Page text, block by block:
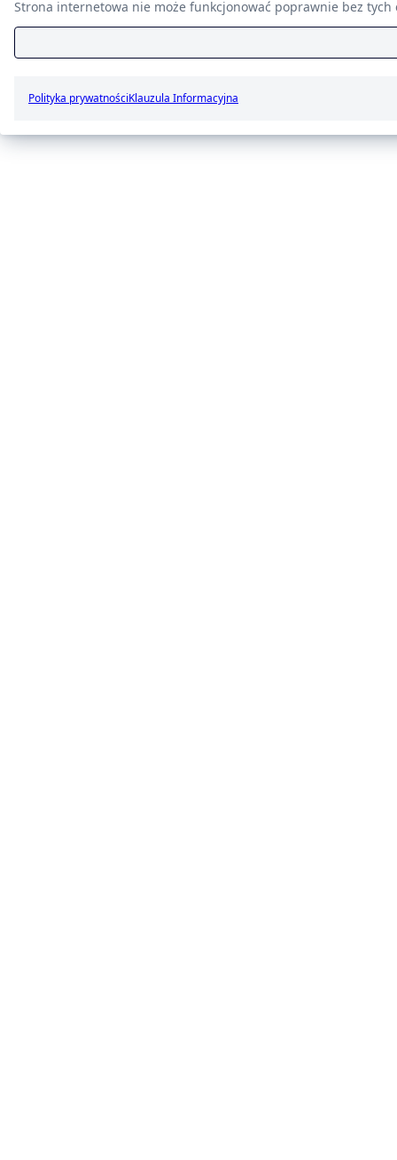
Strona internetowa nie może funkcjonować poprawnie bez tych
Polityka prywatnościKlauzula Informacyjna